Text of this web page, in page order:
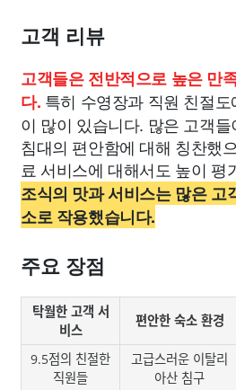
고객 리뷰
고객들은 전반적으로 높은 만
다. 특히 수영장과 직원 친절
이 많이 있습니다. 많은 고객
침대의 편안함에 대해 칭찬했
료 서비스에 대해서도 높이 평
조식의 맛과 서비스는 많은 고
소로 작용했습니다.
주요 장점
탁월한 고객 서
비스
편안한 숙소 환경
9.5점의 친절한
직원들
고급스러운 이탈리
아산 침구